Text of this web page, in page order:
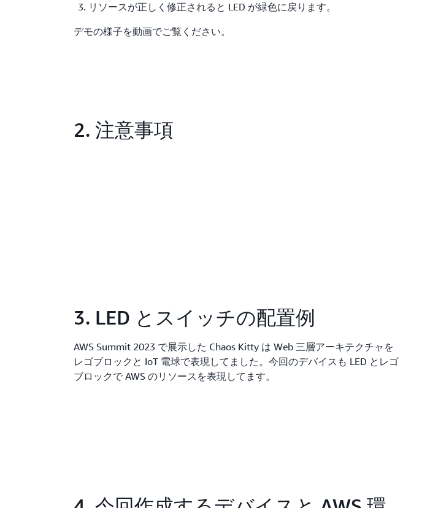
リソースが正しく修正されると LED が緑色に戻ります。
デモの様子を動画でご覧ください。
2. 注意事項
3. LED とスイッチの配置例
AWS Summit 2023 で展示した Chaos Kitty は Web 三層アーキテクチャを
レゴブロックと IoT 電球で表現してました。今回のデバイスも LED とレゴ
ブロックで AWS のリソースを表現してます。